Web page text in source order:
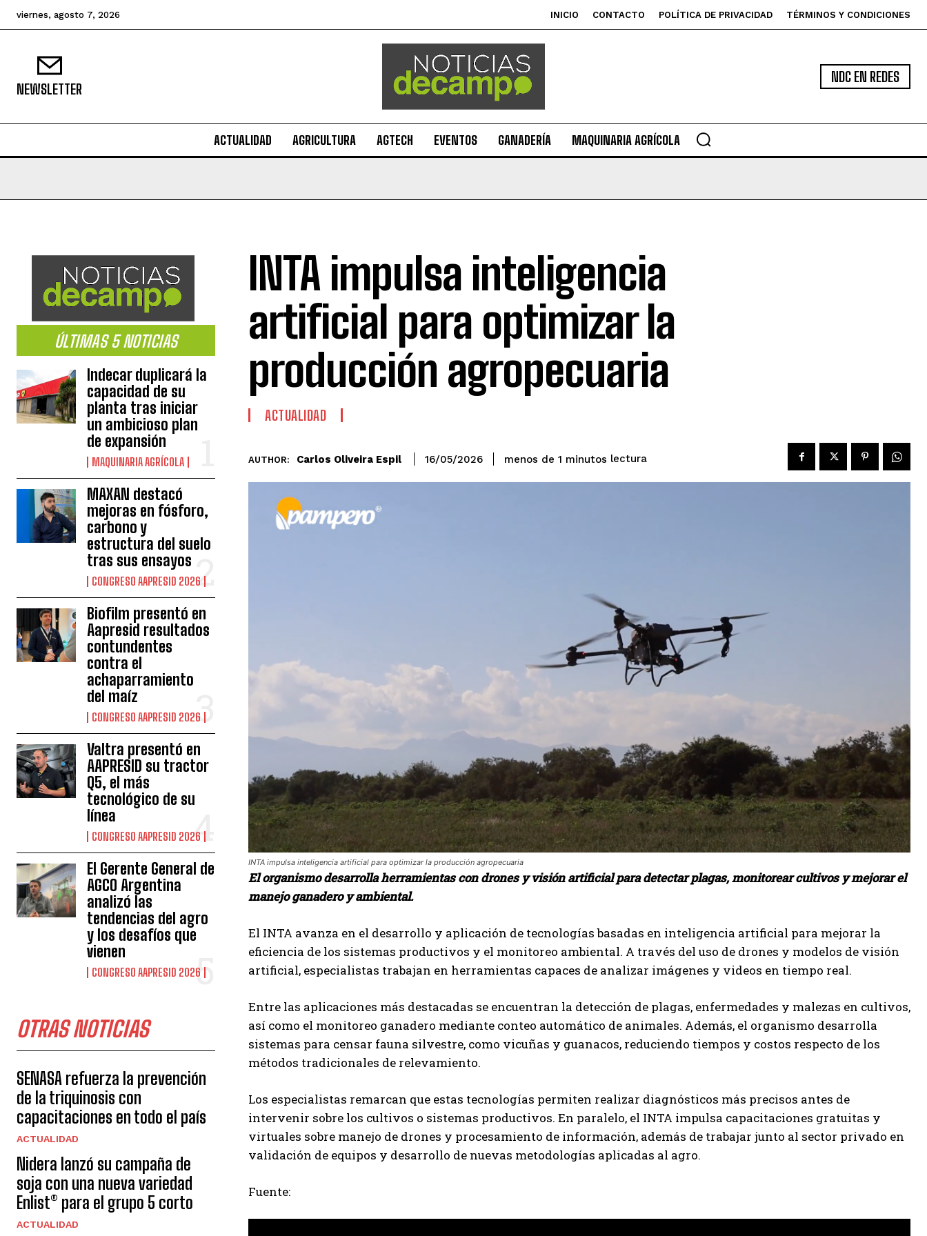
viernes, agosto 7, 2026 INICIO CONTACTO POLÍTICA DE PRIVACIDAD TÉRMINOS Y CONDICIONES
NEWSLETTER
NDC EN REDES
ACTUALIDAD AGRICULTURA AGTECH EVENTOS GANADERÍA MAQUINARIA AGRÍCOLA
ÚLTIMAS 5 NOTICIAS
Indecar duplicará la
capacidad de su
planta tras iniciar
un ambicioso plan
de expansión
MAQUINARIA AGRÍCOLA
MAXAN destacó
mejoras en fósforo,
carbono y
estructura del suelo
tras sus ensayos
CONGRESO AAPRESID 2026
Biofilm presentó en
Aapresid resultados
contundentes
contra el
achaparramiento
del maíz
CONGRESO AAPRESID 2026
Valtra presentó en
AAPRESID su tractor
Q5, el más
tecnológico de su
línea
CONGRESO AAPRESID 2026
El Gerente General de
AGCO Argentina
analizó las
tendencias del agro
y los desafíos que
vienen
CONGRESO AAPRESID 2026
OTRAS NOTICIAS
SENASA refuerza la prevención
de la triquinosis con
capacitaciones en todo el país
ACTUALIDAD
Nidera lanzó su campaña de
soja con una nueva variedad
Enlist® para el grupo 5 corto
ACTUALIDAD
INTA impulsa inteligencia
artificial para optimizar la
producción agropecuaria
ACTUALIDAD
AUTHOR: Carlos Oliveira Espil 16/05/2026 menos de 1 minutos lectura
INTA impulsa inteligencia artificial para optimizar la producción agropecuaria
El organismo desarrolla herramientas con drones y visión artificial para detectar plagas, monitorear cultivos y mejorar el
manejo ganadero y ambiental.
El INTA avanza en el desarrollo y aplicación de tecnologías basadas en inteligencia artificial para mejorar la
eficiencia de los sistemas productivos y el monitoreo ambiental. A través del uso de drones y modelos de visión
artificial, especialistas trabajan en herramientas capaces de analizar imágenes y videos en tiempo real.
Entre las aplicaciones más destacadas se encuentran la detección de plagas, enfermedades y malezas en cultivos,
así como el monitoreo ganadero mediante conteo automático de animales. Además, el organismo desarrolla
sistemas para censar fauna silvestre, como vicuñas y guanacos, reduciendo tiempos y costos respecto de los
métodos tradicionales de relevamiento.
Los especialistas remarcan que estas tecnologías permiten realizar diagnósticos más precisos antes de
intervenir sobre los cultivos o sistemas productivos. En paralelo, el INTA impulsa capacitaciones gratuitas y
virtuales sobre manejo de drones y procesamiento de información, además de trabajar junto al sector privado en
validación de equipos y desarrollo de nuevas metodologías aplicadas al agro.
Fuente: